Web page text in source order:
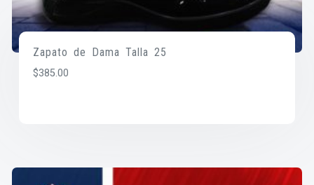
Zapato de Dama Talla 25
$385.00